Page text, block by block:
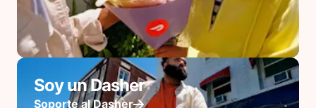
Soy un Dasher
Soporte al Dasher